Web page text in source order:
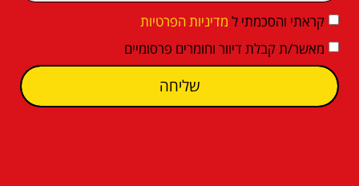
קראתי והסכמתי ל מדיניות הפרטיות
מאשר/ת קבלת דיוור וחומרים פרסומיים
שליחה